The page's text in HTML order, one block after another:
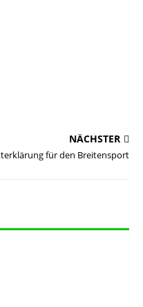
NÄCHSTER
für den Breitensport